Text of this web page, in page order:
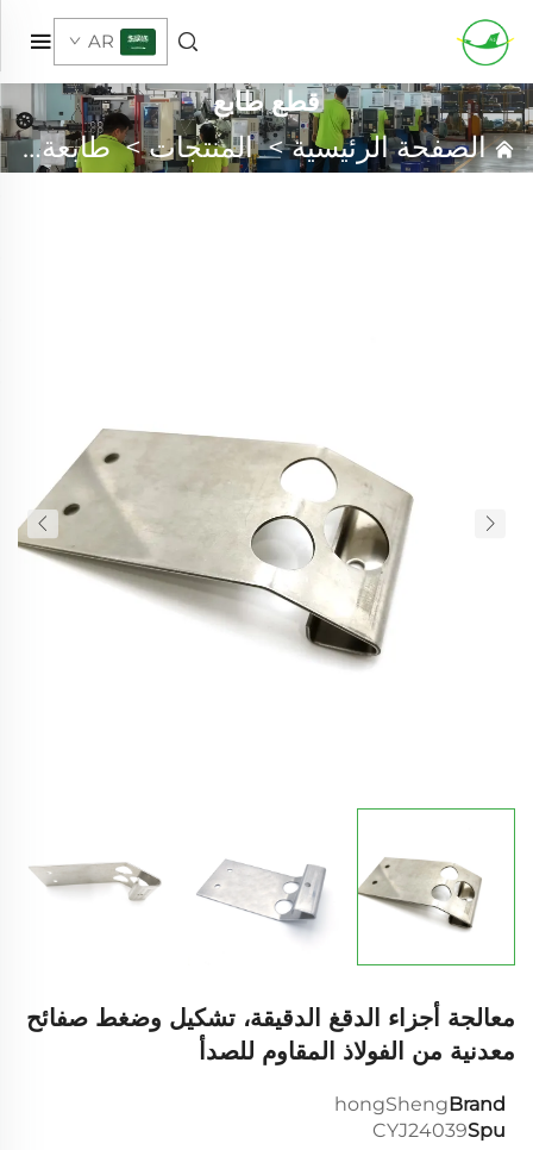
AR
قطع طابع
الصفحة الرئيسية>المنتجات>طابعة معدنية
معالجة أجزاء الدقغ الدقيقة، تشكيل وضغط صفائح
معدنية من الفولاذ المقاوم للصدأ
Brand
hongSheng
Spu
CYJ24039